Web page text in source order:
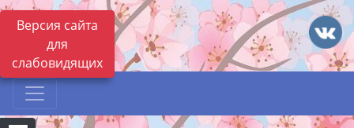
Версия сайта
для
слабовидящих